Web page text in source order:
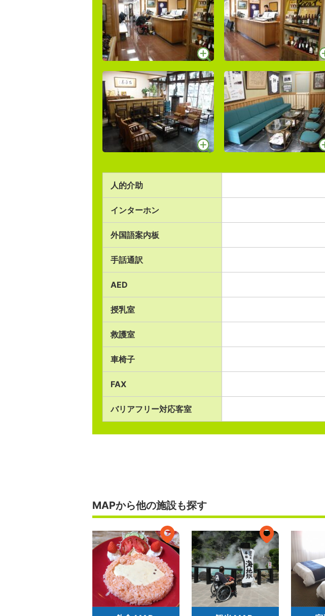
人的介助
インターホン
外国語案内板
手話通訳
AED
授乳室
救護室
車椅子
FAX
バリアフリー対応客室
MAPから他の施設も探す